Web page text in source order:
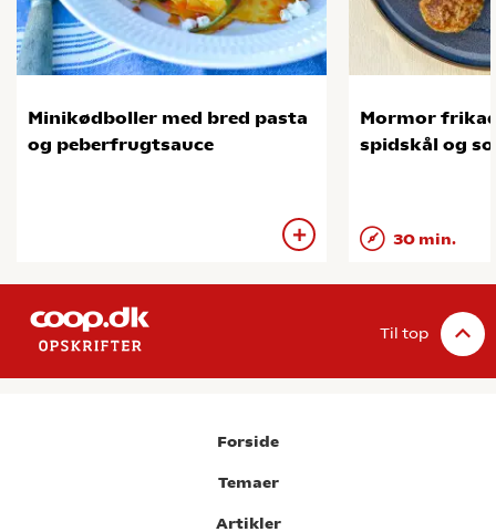
Minikødboller med bred pasta
og peberfrugtsauce
Mormor
spidskål og
30 min.
Til top
Forside
Temaer
Artikler